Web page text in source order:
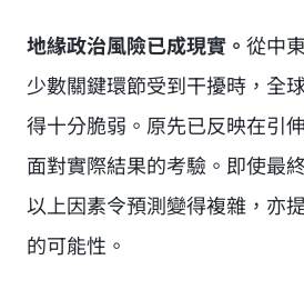
地緣政治風險已成現實。 從中
少數關鍵環節受到干擾時，全
得十分脆弱。原先已反映在引
面對實際結果的考驗。即使最
以上因素令預測變得複雜，亦
的可能性。